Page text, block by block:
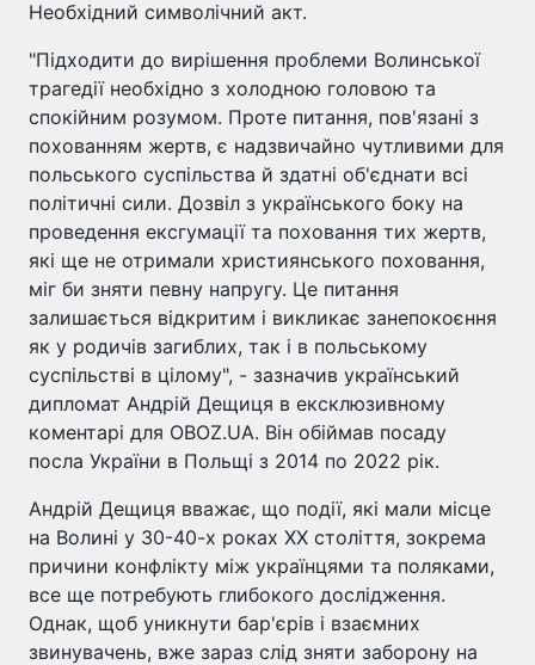
Необхідний символічний акт.
"Підходити до вирішення проблеми Волинської
трагедії необхідно з холодною головою та
спокійним розумом. Проте питання, пов'язані з
похованням жертв, є надзвичайно чутливими для
польського суспільства й здатні об'єднати всі
політичні сили. Дозвіл з українського боку на
проведення ексгумації та поховання тих жертв,
які ще не отримали християнського поховання,
міг би зняти певну напругу. Це питання
залишається відкритим і викликає занепокоєння
як у родичів загиблих, так і в польському
суспільстві в цілому", - зазначив український
дипломат Андрій Дещиця в ексклюзивному
коментарі для OBOZ.UA. Він обіймав посаду
посла України в Польщі з 2014 по 2022 рік.
Андрій Дещиця вважає, що події, які мали місце
на Волині у 30-40-х роках XX століття, зокрема
причини конфлікту між українцями та поляками,
все ще потребують глибокого дослідження.
Однак, щоб уникнути бар'єрів і взаємних
звинувачень, вже зараз слід зняти заборону на